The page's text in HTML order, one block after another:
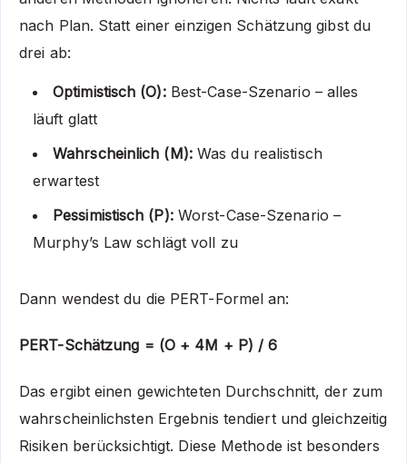
nach Plan. Statt einer einzigen Schätzung gibst du
drei ab:
Optimistisch (O):Best-Case-Szenario – alles
läuft glatt
Wahrscheinlich (M):Was du realistisch
erwartest
Pessimistisch (P):Worst-Case-Szenario –
Murphy’s Law schlägt voll zu
Dann wendest du die PERT-Formel an:
PERT-Schätzung = (O + 4M + P) / 6
Das ergibt einen gewichteten Durchschnitt, der zum
wahrscheinlichsten Ergebnis tendiert und gleichzeitig
Risiken berücksichtigt. Diese Methode ist besonders